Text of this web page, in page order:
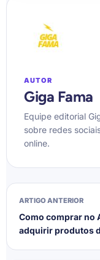
AUTOR
Giga Fama
Equipe editorial
sobre redes
online.
ARTIGO ANTERIOR
Como comprar no
adquirir produtos